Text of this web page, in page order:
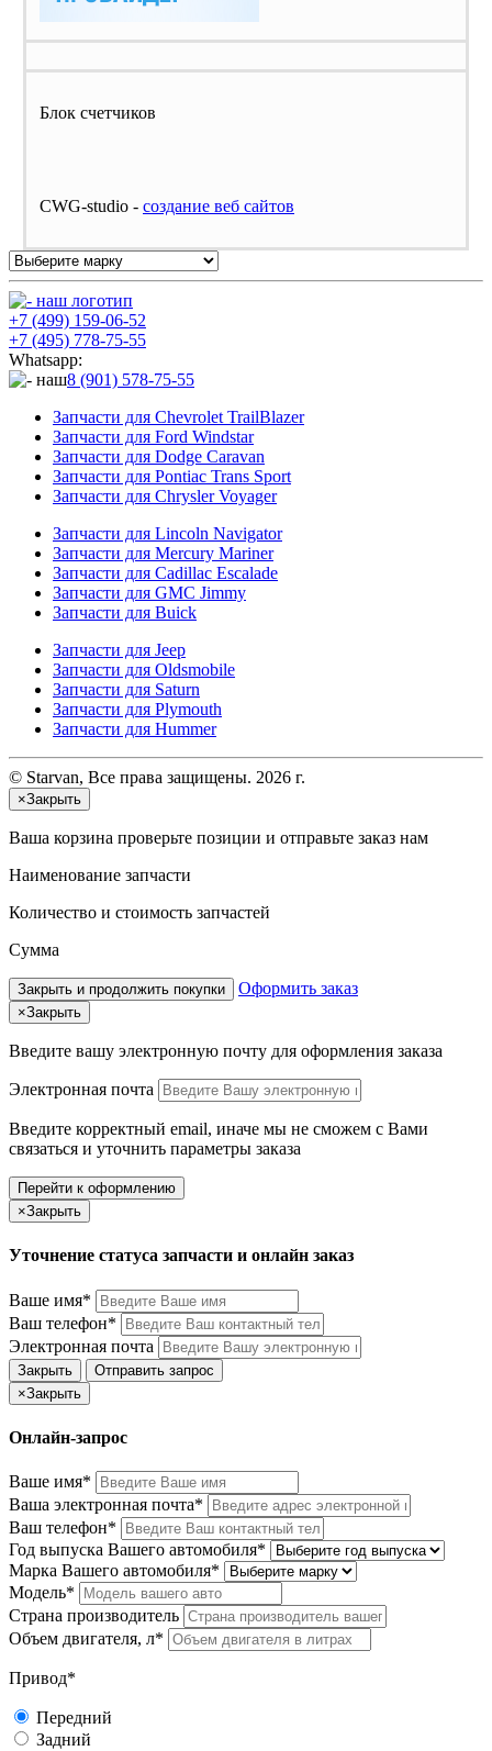
Блок счетчиков
CWG-studio - cоздание веб сайтов
+7 (499) 159-06-52
+7 (495) 778-75-55
Whatsapp:
8 (901) 578-75-55
Запчасти для Chevrolet TrailBlazer
Запчасти для Ford Windstar
Запчасти для Dodge Caravan
Запчасти для Pontiac Trans Sport
Запчасти для Chrysler Voyager
Запчасти для Lincoln Navigator
Запчасти для Mercury Mariner
Запчасти для Cadillac Escalade
Запчасти для GMC Jimmy
Запчасти для Buick
Запчасти для Jeep
Запчасти для Oldsmobile
Запчасти для Saturn
Запчасти для Plymouth
Запчасти для Hummer
© Starvan, Все права защищены. 2026 г.
×Закрыть
Ваша корзина проверьте позиции и отправьте заказ нам
Наименование запчасти
Количество и стоимость запчастей
Сумма
Закрыть и продолжить покупки Оформить заказ
×Закрыть
Введите вашу электронную почту для оформления заказа
Электронная почта
Введите корректный email, иначе мы не сможем с Вами
связаться и уточнить параметры заказа
Перейти к оформлению
×Закрыть
Уточнение статуса запчасти и онлайн заказ
Ваше имя*
Ваш телефон*
Электронная почта
Закрыть
Отправить запрос
×Закрыть
Онлайн-запрос
Ваше имя*
Ваша электронная почта*
Ваш телефон*
Год выпуска Вашего автомобиля*
Марка Вашего автомобиля*
Модель*
Страна производитель
Объем двигателя, л*
Привод*
Передний
Задний